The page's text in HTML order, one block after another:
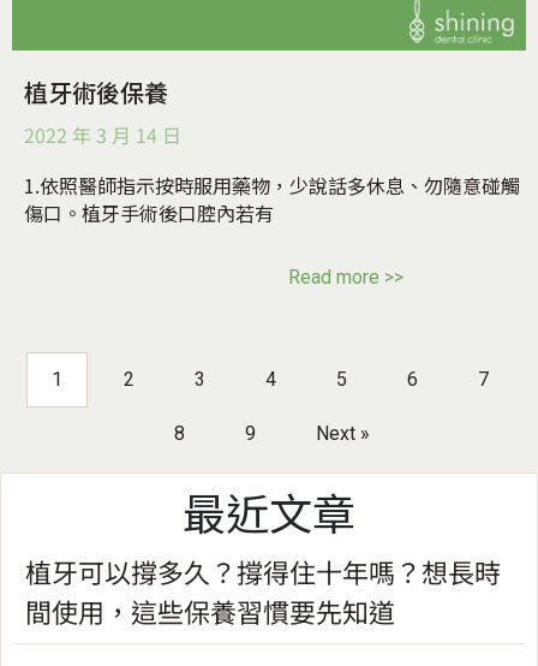
植牙術後保養
2022 年 3 月 14 日
1.依照醫師指示按時服用藥物，少說話多休息、勿隨意碰觸
傷口。植牙手術後口腔內若有
Read more >>
1 2 3 4 5 6 7
8 9 Next »
最近文章
植牙可以撐多久？撐得住十年嗎？想長時
間使用，這些保養習慣要先知道